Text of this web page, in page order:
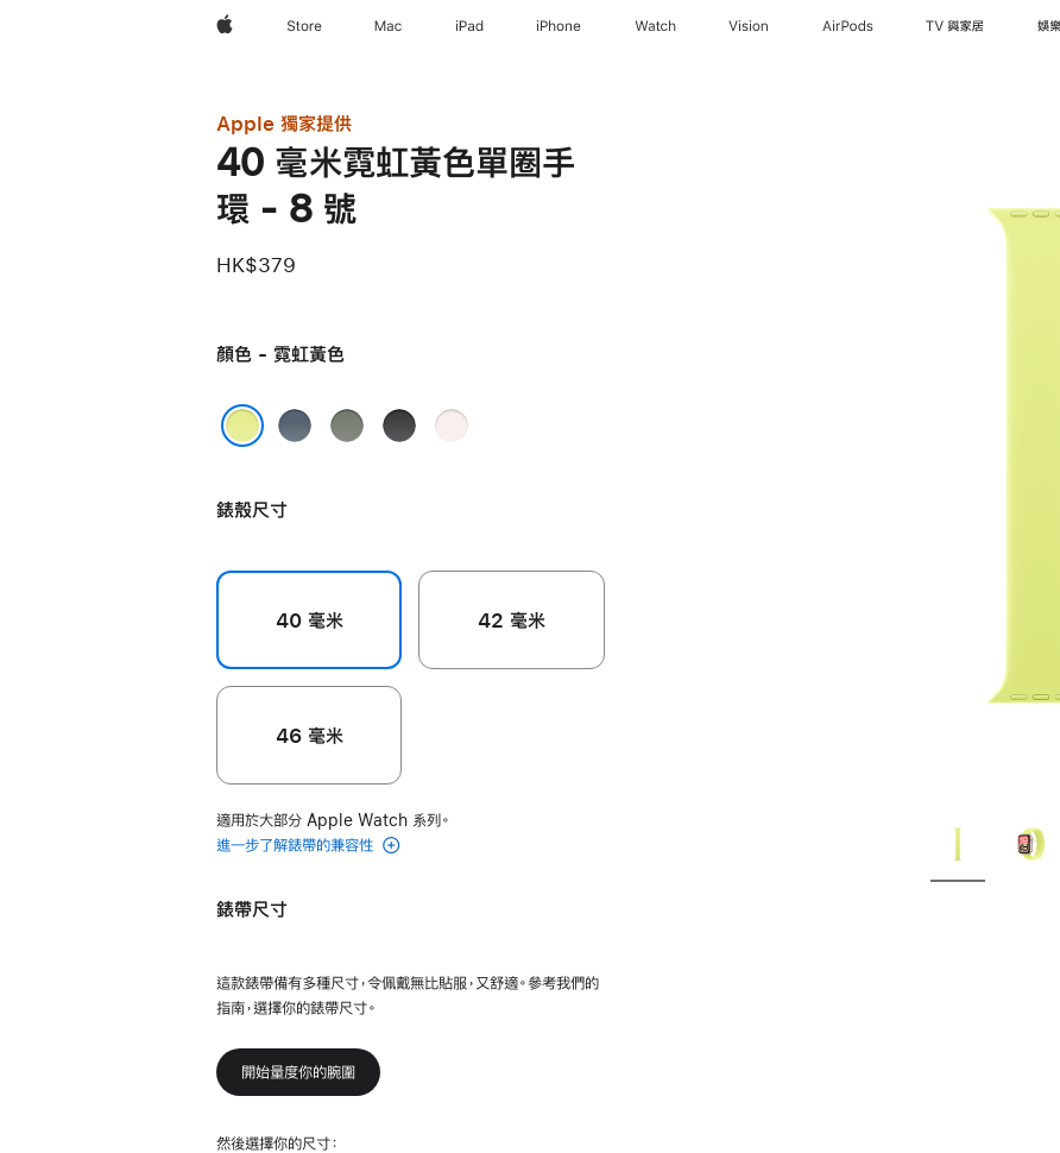
Apple Store Mac iPad iPhone Watch Vision AirPods TV 與家居 娛樂
Apple 獨家提供
40 毫米霓虹黃色單圈手
環 - 8 號
HK$379
顏色 - 霓虹黃色
錨
色
灰
黑
淡
錶殼尺寸
40 毫米 42 毫米
46 毫米
適用於大部分 Apple Watch 系列。
進一步了解錶帶的兼容性
錶帶尺寸
這款錶帶備有多種尺寸，令佩戴無比貼服，又舒適。參考我們的
指南，選擇你的錶帶尺寸。
開始量度你的腕圍
然後選擇你的尺寸：